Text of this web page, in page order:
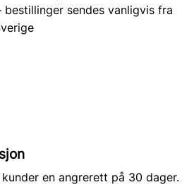
bestillinger sendes vanligvis fra
en angrerett på 30 dager.